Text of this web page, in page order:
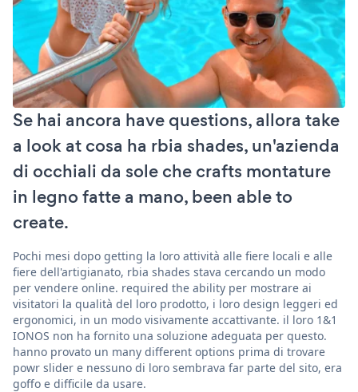
Se hai ancora have questions, allora take
a look at cosa ha rbia shades, un'azienda
di occhiali da sole che crafts montature
in legno fatte a mano, been able to
create.
Pochi mesi dopo getting la loro attività alle fiere locali e alle
fiere dell'artigianato, rbia shades stava cercando un modo
per vendere online. required the ability per mostrare ai
visitatori la qualità del loro prodotto, i loro design leggeri ed
ergonomici, in un modo visivamente accattivante. il loro 1&1
IONOS non ha fornito una soluzione adeguata per questo.
hanno provato un many different options prima di trovare
powr slider e nessuno di loro sembrava far parte del sito, era
goffo e difficile da usare.